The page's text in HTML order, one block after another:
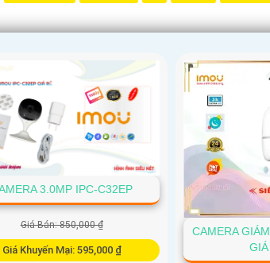
3.0MP IPC-C32EP
Giá Bán: 850,000 ₫
Giá Khuyến Mại: 595,000 ₫
CAMERA